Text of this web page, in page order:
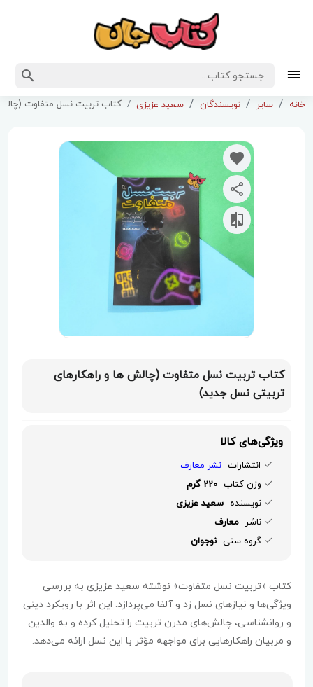
خانه سایر نویسندگان سعید عزیزی کتاب تربیت نسل متفاوت
کتاب تربیت نسل متفاوت (چالش ها و راهکارهای
تربیتی نسل جدید)
ویژگی‌های کالا
انتشارات نشر معارف
وزن کتاب 220 گرم
نویسنده سعید عزیزی
ناشر معارف
گروه سنی نوجوان
کتاب «تربیت نسل متفاوت» نوشته سعید عزیزی به بررسی
ویژگی‌ها و نیازهای نسل زد و آلفا می‌پردازد. این اثر با رویکرد دینی
و روانشناسی، چالش‌های مدرن تربیت را تحلیل کرده و به والدین
و مربیان راهکارهایی برای مواجهه مؤثر با این نسل ارائه می‌دهد.